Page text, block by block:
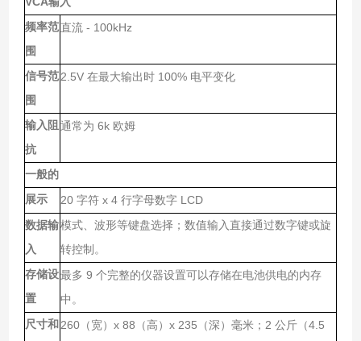
频率范
围
直流- 100kHz
信号范
围
2.5V 在最大输出时100% 电平变化
输入阻
抗
通常为 6k 欧姆
一般的
展示 20 字符x 4 行字母数字LCD
数据输
入
模式、波形等键盘选择；数值输入直接通过数字键或旋
转控制。
存储设
置
最多 9 个完整的仪器设置可以存储在电池供电的内存
中。
尺寸和 260（宽） x 88 （高） x 235 （深）毫米； 2 公斤（4.5